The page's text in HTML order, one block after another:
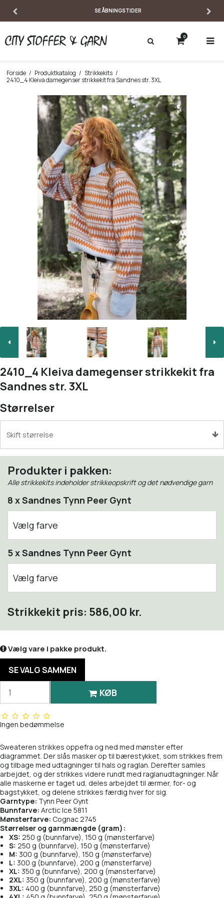
SE ÅBNINGSTIDER
0
Forside / Produktkatalog / Strikkekits /
2410_4 Kleiva damegenser strikkekit fra Sandnes str. 3XL
2410_4 Kleiva damegenser strikkekit fra
Sandnes str. 3XL
Størrelser
Skift størrelse
Produkter i pakken:
Alle strikkekits indeholder strikkeopskrift og det nødvendige garn
8 x Sandnes Tynn Peer Gynt
Vælg farve
1002 White
1012 Natural White
1053 Dark Grey Melange
1088 Charcoal Melange
2152 Vintage gold
2573 Monk's robe
2641 Natural White Melange
2650 Beige Melange
2652 Brown Melange
2745 Cognac
3082 Dark Brown
5 x Sandnes Tynn Peer Gynt
Vælg farve
1021 Light Grey Melange
1042 Grey Melange
1053 Dark Grey Melange
1088 Charcoal Melange
1099 Black
2152 Vintage gold
2321 Marzipan
2573 Monk's robe
2641 Natural White Melange
2650 Beige Melange
2652 Brown Melange
Strikkekit pris: 586,00 kr.
Vælg vare i pakke produkt.
SE VALG SAMMEN
KØB
Ingen bedømmelse
Sweateren strikkes oppefra og ned med mønster efter
diagrammet. Der slås masker op til bærestykket, som strikkes frem
og tilbage med udtagninger til hals og raglan. Derefter samles
arbejdet, og der strikkes videre rundt med raglanudtagninger. Når
alle maskerne er taget ud, deles arbejdet til ærmer, for- og
bagstykket, og delene strikkes færdig hver for sig.
Garntype: Tynn Peer Gynt
Bunnfarve: Arctic Ice 5811
Mønsterfarve: Cognac 2745
Størrelser og garnmængde (gram):
XS: 250 g (bunnfarve), 150 g (mønsterfarve)
S: 250 g (bunnfarve), 150 g (mønsterfarve)
M: 300 g (bunnfarve), 150 g (mønsterfarve)
L: 300 g (bunnfarve), 200 g (mønsterfarve)
XL: 350 g (bunnfarve), 200 g (mønsterfarve)
2XL: 350 g (bunnfarve), 200 g (mønsterfarve)
3XL: 400 g (bunnfarve), 250 g (mønsterfarve)